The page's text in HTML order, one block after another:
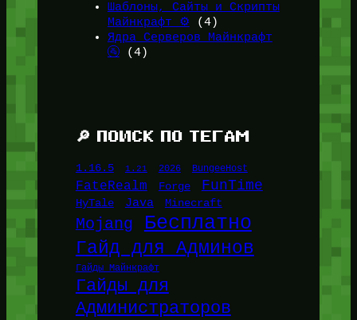
Шаблоны, Сайты и Скрипты
Майнкрафт ⚙️ (4)
Ядра Серверов Майнкрафт
🚰(4)
🔎 ПОИСК ПО ТЕГАМ
1.16.5 1.21 2026 BungeeHost
FateRealm Forge FunTime
HyTale Java Minecraft
Mojang Бесплатно
Гайд для Админов
Гайды Майнкрафт
Гайды для
Администраторов